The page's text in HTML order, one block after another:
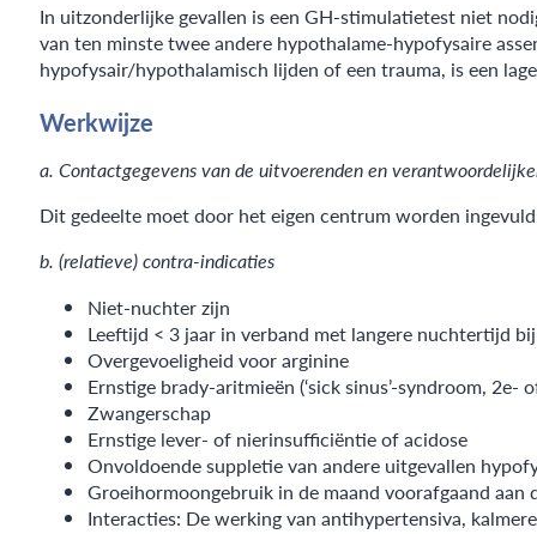
In uitzonderlijke gevallen is een GH-stimulatietest niet
van ten minste twee andere hypothalame-hypofysaire
hypofysair/hypothalamisch lijden of een trauma, is een
Werkwijze
a. Contactgegevens van de uitvoerenden en
Dit gedeelte moet door het eigen centrum worden
b. (relatieve) contra-indicaties
Niet-nuchter zijn
Leeftijd < 3 jaar in verband met langere nuchtertijd
Overgevoeligheid voor arginine
Ernstige brady-aritmieën (‘sick sinus’-syndroom,
Zwangerschap
Ernstige lever- of nierinsufficiëntie of acidose
Onvoldoende suppletie van andere uitgevallen
Groeihormoongebruik in de maand voorafgaand aan
Interacties: De werking van antihypertensiva,